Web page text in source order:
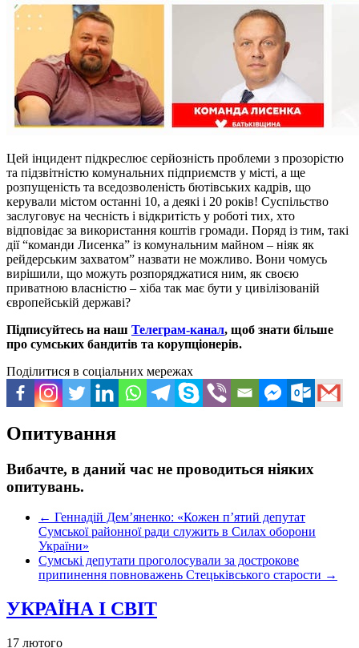
Цей інцидент підкреслює серйозність проблеми з прозорістю
та підзвітністю комунальних підприємств у місті, а ще
розпущеність та вседозволеність бютівських кадрів, що
керували містом останні 10, а деякі і 20 років! Суспільство
заслуговує на чесність і відкритість у роботі тих, хто
відповідає за використання коштів громади. Поряд із тим, такі
дії “команди Лисенка” із комунальним майном – ніяк як
рейдерським захватом” назвати не можливо. Вони чомусь
вирішили, що можуть розпоряджатися ним, як своєю
приватною власністю – хіба так має бути у цивілізованій
європейській державі?
Підписуйтесь на наш Телеграм-канал, щоб знати більше
про сумських бандитів та корупціонерів.
Поділитися в соціальних мережах
Опитування
Вибачте, в даний час не проводиться ніяких
опитувань.
← Геннадій Демʼяненко: «Кожен пʼятий депутат
Сумської районної ради служить в Силах оборони
України»
Сумські депутати проголосували за дострокове
припинення повноважень Стецьківського старости →
УКРАЇНА І СВІТ
17 лютого